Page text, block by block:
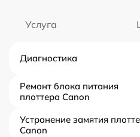
Услуга
Диагностика
Ремонт блока питания
плоттера Canon
Устранение замятия
Canon